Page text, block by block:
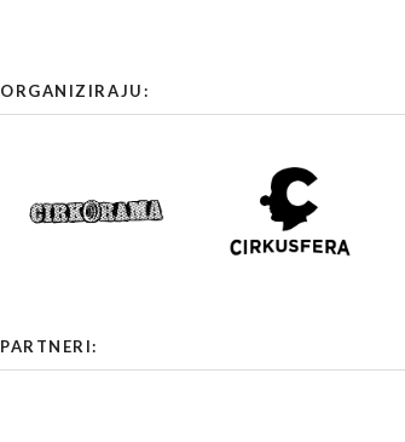
ORGANIZIRAJU:
PARTNERI: